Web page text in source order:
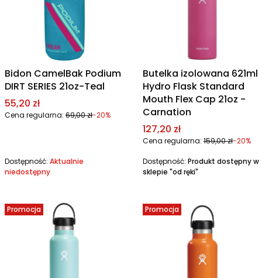
Bidon CamelBak Podium
DIRT SERIES 21oz-Teal
Cena promocyjna
55,20 zł
Cena regularna: 69,00 zł-20%
Dostępność: Aktualnie
niedostępny
Butelka izolowana 621ml
Hydro Flask Standard
Mouth Flex Cap 21oz -
Carnation
Cena promocyjna
127,20 zł
Cena regularna: 159,00 zł-20%
Dostępność: Produkt dostępny w
sklepie "od ręki"
Promocja Promocja